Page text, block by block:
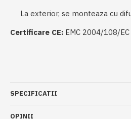
La exterior, se monteaza cu
Certificare CE: EMC 2004/108/EC
SPECIFICATII
OPINII